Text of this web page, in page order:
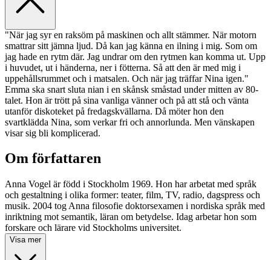
"När jag syr en raksöm på maskinen och allt stämmer. När motorn
smattrar sitt jämna ljud. Då kan jag känna en ilning i mig. Som om
jag hade en rytm där. Jag undrar om den rytmen kan komma ut. Upp
i huvudet, ut i händerna, ner i fötterna. Så att den är med mig i
uppehållsrummet och i matsalen. Och när jag träffar Nina igen."
Emma ska snart sluta nian i en skånsk småstad under mitten av 80-
talet. Hon är trött på sina vanliga vänner och på att stå och vänta
utanför diskoteket på fredagskvällarna. Då möter hon den
svartklädda Nina, som verkar fri och annorlunda. Men vänskapen
visar sig bli komplicerad.
Om författaren
Anna Vogel är född i Stockholm 1969. Hon har arbetat med språk
och gestaltning i olika former: teater, film, TV, radio, dagspress och
musik. 2004 tog Anna filosofie doktorsexamen i nordiska språk med
inriktning mot semantik, läran om betydelse. Idag arbetar hon som
forskare och lärare vid Stockholms universitet.
Visa mer